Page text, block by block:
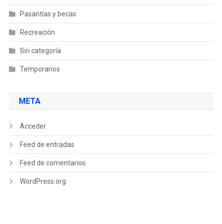
Pasantías y becas
Recreación
Sin categoría
Temporarios
META
Acceder
Feed de entradas
Feed de comentarios
WordPress.org